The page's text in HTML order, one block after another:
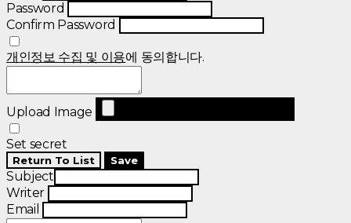
Password
Confirm Password
개인정보 수집 및 이용에 동의합니다.
Upload Image
Set secret
Return To List Save
Subject
Writer
Email